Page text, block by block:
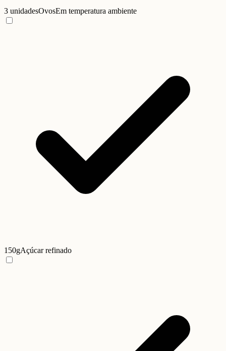
3 unidadesOvosEm temperatura ambiente
150gAçúcar refinado